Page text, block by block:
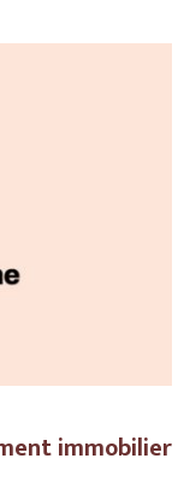
immobilier